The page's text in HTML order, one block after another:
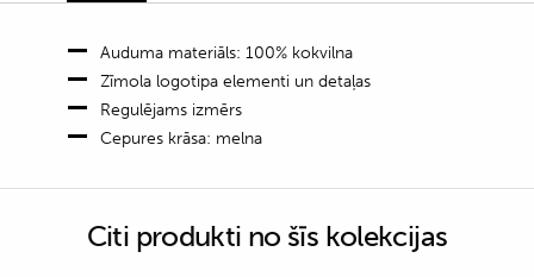
Auduma materiāls: 100% kokvilna
Zīmola logotipa elementi un detaļas
Regulējams izmērs
Cepures krāsa: melna
Citi produkti no šīs kolekcijas